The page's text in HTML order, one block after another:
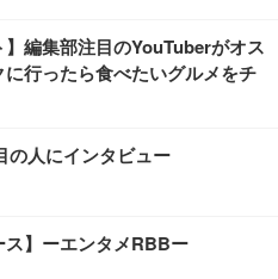
】編集部注目のYouTuberがオス
行ったら食べたいグルメをチ
の人にインタビュー
ス】ーエンタメRBBー